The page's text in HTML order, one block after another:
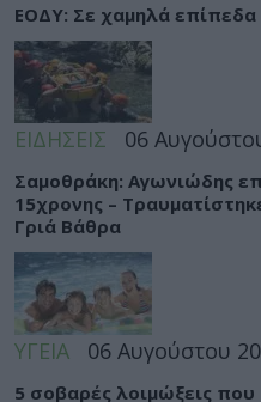
ΕΟΔΥ: Σε χαμηλά επίπεδα
ΕΙΔΗΣΕΙΣ 06
Σαμοθράκη: Αγωνιώδης
15χρονης –
Γριά Βάθρα
ΥΓΕΙΑ 06 Αυγούστου
5 σοβαρές λοιμώξεις